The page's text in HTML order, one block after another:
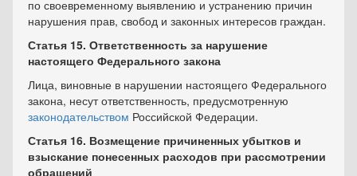
по своевременному выявлению и устранению причин
нарушения прав, свобод и законных интересов граждан.
Статья 15. Ответственность за нарушение
настоящего Федерального закона
Лица, виновные в нарушении настоящего Федерального
закона, несут ответственность, предусмотренную
законодательством Российской Федерации.
Статья 16. Возмещение причиненных убытков и
взыскание понесенных расходов при рассмотрении
обращений